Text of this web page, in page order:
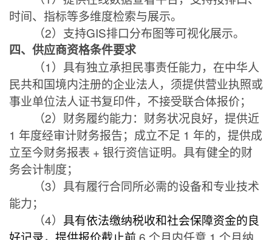
时间、指标等多维度检索与展示。
（2）支持GIS排口分布图等可视化展示。
四、供应商资格条件要求
（1）具有独立承担民事责任能力，在中华人
民共和国境内注册的企业法人，须提供营业执照或
事业单位法人证书复印件，不接受联合体报价；
（2）财务履约能力：财务状况良好，提供近
1 年度经审计财务报告；成立不足 1 年的，提供成
立至今财务报表 + 银行资信证明。具有健全的财
务会计制度；
（3）具有履行合同所必需的设备和专业技术
能力；
（4） 具有依法缴纳税收和社会保障资金的良